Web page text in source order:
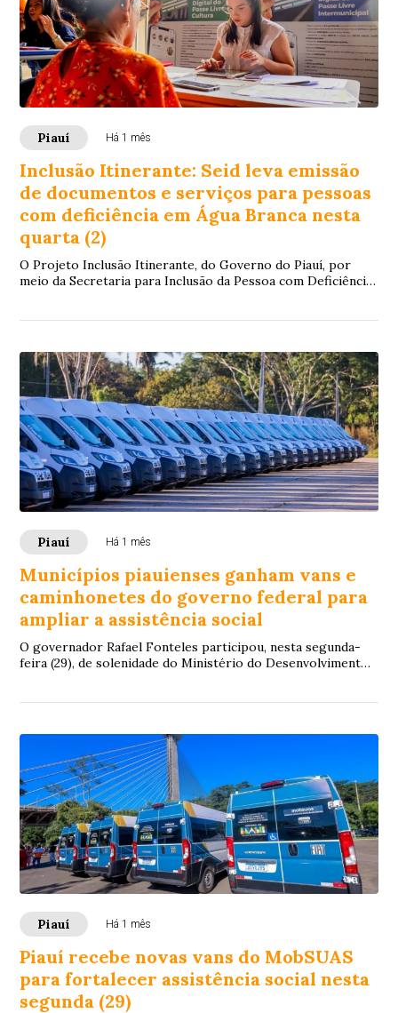
Piauí Há 1 mês
Inclusão Itinerante: Seid leva emissão
de documentos e serviços para pessoas
com deficiência em Água Branca nesta
quarta (2)
O Projeto Inclusão Itinerante, do Governo do Piauí, por
meio da Secretaria para Inclusão da Pessoa com Deficiência
Piauí Há 1 mês
Municípios piauienses ganham vans e
caminhonetes do governo federal para
ampliar a assistência social
O governador Rafael Fonteles participou, nesta segunda-
feira (29), de solenidade do Ministério do Desenvolvimento
Piauí Há 1 mês
Piauí recebe novas vans do MobSUAS
para fortalecer assistência social nesta
segunda (29)